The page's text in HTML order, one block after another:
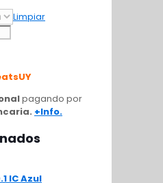
Limpiar
pagando por
+Info.